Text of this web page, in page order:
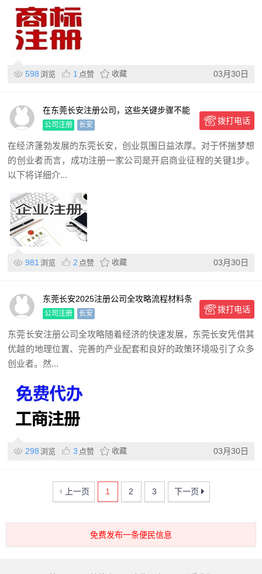
598 浏览 1 点赞 收藏 03月30日
在东莞长安注册公司，这些关键步骤不能
错
公司注册 长安 拨打电话
在经济蓬勃发展的东莞长安，创业氛围日益浓厚。对于怀揣梦想
的创业者而言，成功注册一家公司是开启商业征程的关键1步。
以下将详细介...
981 浏览 2 点赞 收藏 03月30日
东莞长安2025注册公司全攻略流程材料条
件行业分析
公司注册 长安 拨打电话
东莞长安注册公司全攻略随着经济的快速发展，东莞长安凭借其
优越的地理位置、完善的产业配套和良好的政策环境吸引了众多
创业者。然...
298 浏览 3 点赞 收藏 03月30日
上一页 1 2 3 下一页
免费发布一条便民信息